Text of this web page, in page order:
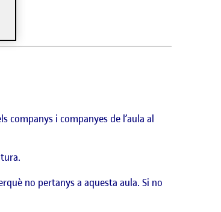
companys i companyes de l’aula al
no pertanys a aquesta aula. Si no